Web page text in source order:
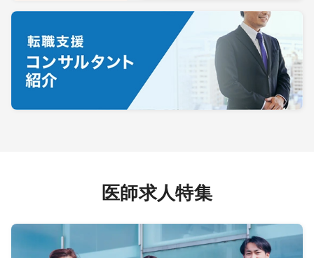
医師求人特集